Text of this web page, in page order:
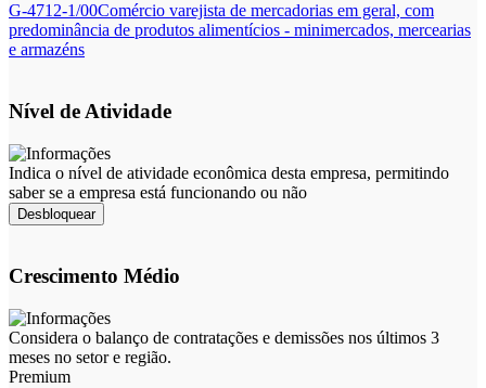
G-4712-1/00Comércio varejista de mercadorias em geral, com
predominância de produtos alimentícios - minimercados, mercearias
e armazéns
Nível de Atividade
Indica o nível de atividade econômica desta empresa, permitindo
saber se a empresa está funcionando ou não
Desbloquear
Crescimento Médio
Considera o balanço de contratações e demissões nos últimos 3
meses no setor e região.
Premium